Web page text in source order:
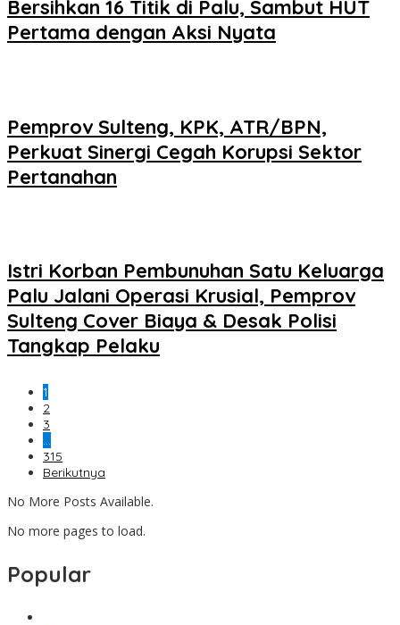
Bersihkan 16 Titik di Palu, Sambut HUT
Pertama dengan Aksi Nyata
Pemprov Sulteng, KPK, ATR/BPN,
Perkuat Sinergi Cegah Korupsi Sektor
Pertanahan
Istri Korban Pembunuhan Satu Keluarga
Palu Jalani Operasi Krusial, Pemprov
Sulteng Cover Biaya & Desak Polisi
Tangkap Pelaku
1
2
3
…
315
Berikutnya
No More Posts Available.
No more pages to load.
Popular